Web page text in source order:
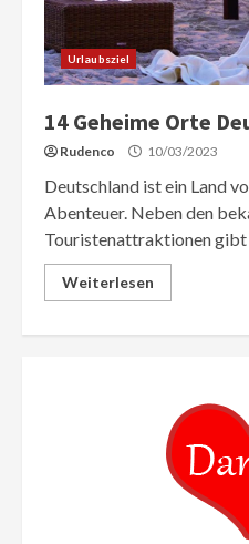
Urlaubsziel
14 Geheime Orte
Rudenco 10/03/2023
Deutschland ist ein Land
Abenteuer. Neben den
Touristenattraktionen gibt
Weiterlesen